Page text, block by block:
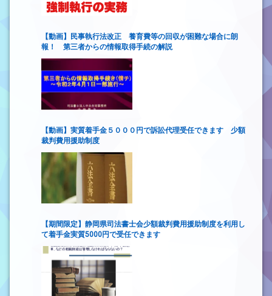
【動画】民事執行法改正 養育費等の回収が困難な場合に朗
報！ 第三者からの情報取得手続の解説
【動画】実質着手金５０００円で訴訟代理受任できます 少額
裁判費用援助制度
【期間限定】静岡県司法書士会少額裁判費用援助制度を利用し
て着手金実質5000円で受任できます